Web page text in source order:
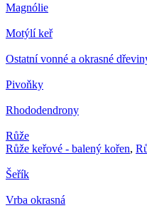
Magnólie
Motýlí keř
Ostatní vonné a okrasné
Pivoňky
Rhododendrony
Růže
Růže keřové - balený kořen,
Šeřík
Vrba okrasná